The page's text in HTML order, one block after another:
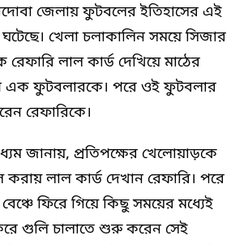
জেলায় ফুটবলের ইতিহাসের এই
খেলা চলাকালিন সময়ে সিজার
লাল কার্ড দেখিয়ে মাঠের
এক ফুটবলারকে। পরে ওই ফুটবলার
রেফারিকে।
জানায়, প্রতিপক্ষের খেলোয়াড়কে
লাল কার্ড দেখান রেফারি। পরে
ফিরে গিয়ে কিছু সময়ের মধ্যেই
গুলি চালাতে শুরু করেন সেই